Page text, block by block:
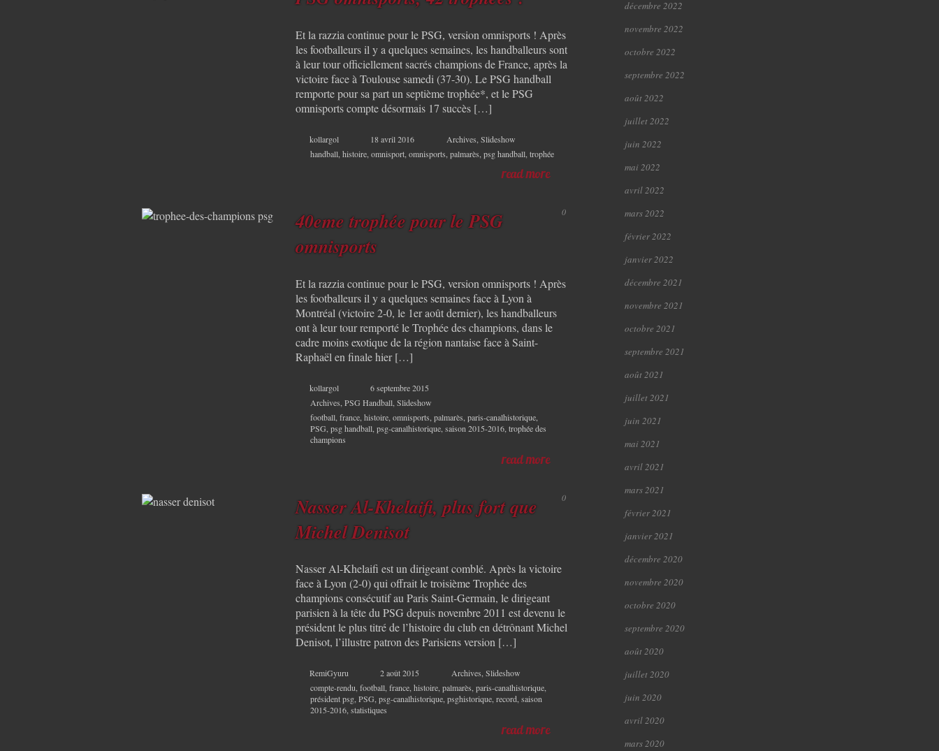
Et la razzia continue pour le PSG, version omnisports ! Après
les footballeurs il y a quelques semaines, les handballeurs sont
à leur tour officiellement sacrés champions de France, après la
victoire face à Toulouse samedi (37-30). Le PSG handball
remporte pour sa part un septième trophée*, et le PSG
omnisports compte désormais 17 succès […]
kollargol 18 avril 2016 Archives Slideshow
handball histoire omnisport omnisports palmarès psg handball trophée
read more
0
40eme trophée pour le PSG
omnisports
Et la razzia continue pour le PSG, version omnisports ! Après
les footballeurs il y a quelques semaines face à Lyon à
Montréal (victoire 2-0, le 1er août dernier), les handballeurs
ont à leur tour remporté le Trophée des champions, dans le
cadre moins exotique de la région nantaise face à Saint-
Raphaël en finale hier […]
kollargol
6 septembre 2015
Archives PSG Handball Slideshow
football france histoire omnisports palmarès paris-canalhistorique
PSG psg handball psg-canalhistorique saison 2015-2016 trophée des
champions
read more
0
Nasser Al-Khelaifi, plus fort que
Michel Denisot
Nasser Al-Khelaifi est un dirigeant comblé. Après la victoire
face à Lyon (2-0) qui offrait le troisième Trophée des
champions consécutif au Paris Saint-Germain, le dirigeant
parisien à la tête du PSG depuis novembre 2011 est devenu le
président le plus titré de l’histoire du club en détrônant Michel
Denisot, l’illustre patron des Parisiens version […]
RemiGyuru 2 août 2015 Archives,Slideshow
compte-rendu,football,france,histoire,palmarès,paris-canalhistorique,
président psg,PSG,psg-canalhistorique,psghistorique,record,saison
2015-2016,statistiques
read more
décembre 2022
novembre 2022
octobre 2022
septembre 2022
août 2022
juillet 2022
juin 2022
mai 2022
avril 2022
mars 2022
février 2022
janvier 2022
décembre 2021
novembre 2021
octobre 2021
septembre 2021
août 2021
juillet 2021
juin 2021
mai 2021
avril 2021
mars 2021
février 2021
janvier 2021
décembre 2020
novembre 2020
octobre 2020
septembre 2020
août 2020
juillet 2020
juin 2020
avril 2020
mars 2020